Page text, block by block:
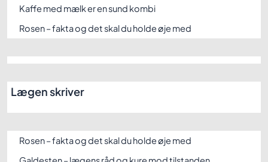
Kaffe med mælk er en sund kombi
Rosen – fakta og det skal du holde øje med
Lægen skriver
Rosen – fakta og det skal du holde øje med